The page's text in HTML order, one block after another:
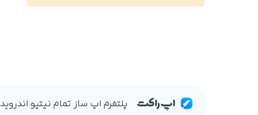
پلتفرم اپ ساز تمام نیتیو اندروید